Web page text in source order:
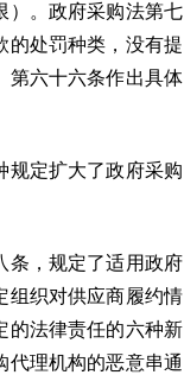
。政府采购法第七
的处罚种类，没有提
第六十六条作出具体
定扩大了政府采购
，规定了适用政府
组织对供应商履约情
的法律责任的六种新
代理机构的恶意串通